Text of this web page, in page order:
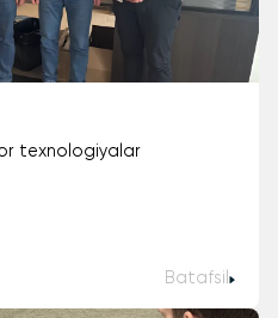
texnologiyalar
Batafsil